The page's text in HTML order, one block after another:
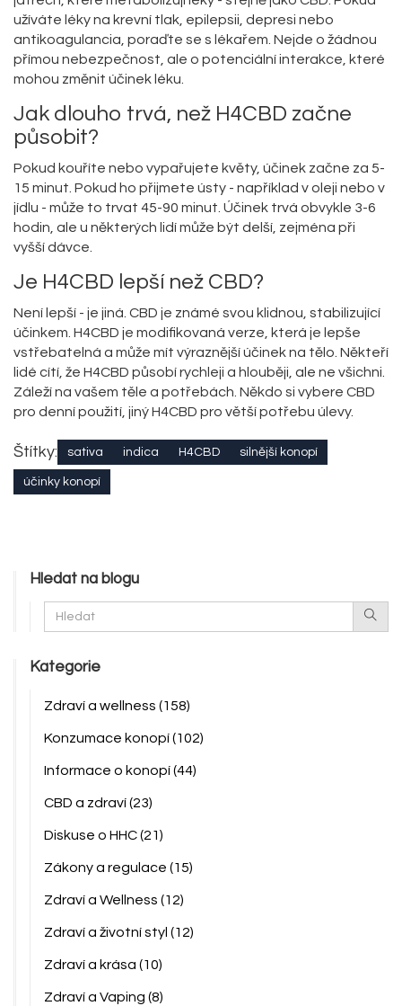
užíváte léky na krevní tlak, epilepsii, depresi nebo
antikoagulancia, poraďte se s lékařem. Nejde o žádnou
přímou nebezpečnost, ale o potenciální interakce, které
mohou změnit účinek léku.
Jak dlouho trvá, než H4CBD začne
působit?
Pokud kouříte nebo vypařujete květy, účinek začne za 5-
15 minut. Pokud ho přijmete ústy - například v oleji nebo v
jídlu - může to trvat 45-90 minut. Účinek trvá obvykle 3-6
hodin, ale u některých lidí může být delší, zejména při
vyšší dávce.
Je H4CBD lepší než CBD?
Není lepší - je jiná. CBD je známé svou klidnou, stabilizující
účinkem. H4CBD je modifikovaná verze, která je lepše
vstřebatelná a může mít výraznější účinek na tělo. Někteří
lidé cítí, že H4CBD působí rychleji a hlouběji, ale ne všichni.
Záleží na vašem těle a potřebách. Někdo si vybere CBD
pro denní použití, jiný H4CBD pro větší potřebu úlevy.
Štítky: sativa indica H4CBD silnější konopí
účinky konopí
Hledat na blogu
Kategorie
Zdraví a wellness (158)
Konzumace konopí(102)
Informace o konopí(44)
CBD a zdraví(23)
Diskuse o HHC(21)
Zákony a regulace (15)
Zdraví a Wellness (12)
Zdraví a životní styl (12)
Zdraví a krása (10)
Zdraví a Vaping (8)